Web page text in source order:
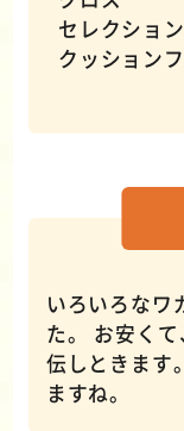
セレクション
クッション
いろいろなワ
た。 お安く
伝しときます
ますね。